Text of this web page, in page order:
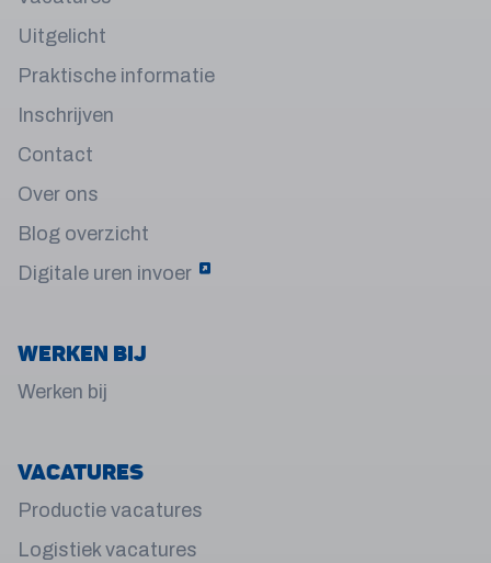
Uitgelicht
Praktische informatie
Inschrijven
Contact
Over ons
Blog overzicht
Digitale uren invoer
Werken bij
Werken bij
Vacatures
Productie vacatures
Logistiek vacatures